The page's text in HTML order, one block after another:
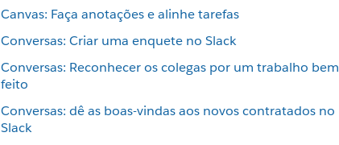
Canvas: Faça anotações e alinhe tarefas
Conversas: Criar uma enquete no Slack
Conversas: Reconhecer os colegas por um trabalho bem
feito
Conversas: dê as boas-vindas aos novos contratados no
Slack